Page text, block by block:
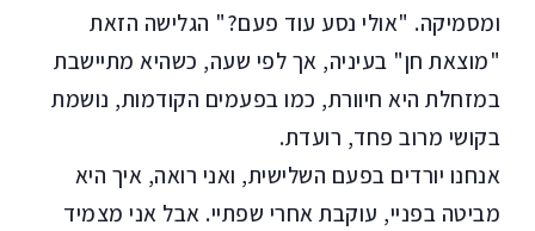
ומסמיקה. "אולי נסע עוד פעם?" הגלישה הזאת
"מוצאת חן" בעיניה, אך לפי שעה, כשהיא מתיישבת
במזחלת היא חיוורת, כמו בפעמים הקודמות, נושמת
בקושי מרוב פחד, רועדת.
אנחנו יורדים בפעם השלישית, ואני רואה, איך היא
מביטה בפניי, עוקבת אחרי שפתיי. אבל אני מצמיד